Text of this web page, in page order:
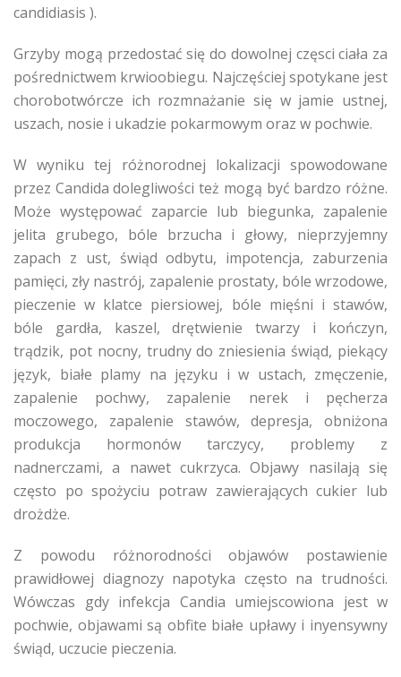
candidiasis ).
Grzyby mogą przedostać się do dowolnej częsci ciała za
pośrednictwem krwioobiegu. Najczęściej spotykane jest
chorobotwórcze ich rozmnażanie się w jamie ustnej,
uszach, nosie i ukadzie pokarmowym oraz w pochwie.
W wyniku tej różnorodnej lokalizacji spowodowane
przez Candida dolegliwości też mogą być bardzo różne.
Może występować zaparcie lub biegunka, zapalenie
jelita grubego, bóle brzucha i głowy, nieprzyjemny
zapach z ust, świąd odbytu, impotencja, zaburzenia
pamięci, zły nastrój, zapalenie prostaty, bóle wrzodowe,
pieczenie w klatce piersiowej, bóle mięśni i stawów,
bóle gardła, kaszel, drętwienie twarzy i kończyn,
trądzik, pot nocny, trudny do zniesienia świąd, piekący
język, białe plamy na języku i w ustach, zmęczenie,
zapalenie pochwy, zapalenie nerek i pęcherza
moczowego, zapalenie stawów, depresja, obniżona
produkcja hormonów tarczycy, problemy z
nadnerczami, a nawet cukrzyca. Objawy nasilają się
często po spożyciu potraw zawierających cukier lub
drożdże.
Z powodu różnorodności objawów postawienie
prawidłowej diagnozy napotyka często na trudności.
Wówczas gdy infekcja Candia umiejscowiona jest w
pochwie, objawami są obfite białe upławy i inyensywny
świąd, uczucie pieczenia.